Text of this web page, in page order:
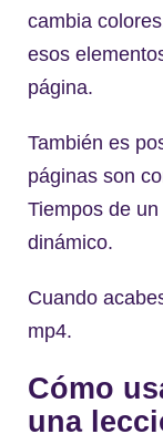
cambia
esos
página.
También es
páginas son
Tiempos de
dinámico.
Cuando
mp4.
Cómo
una